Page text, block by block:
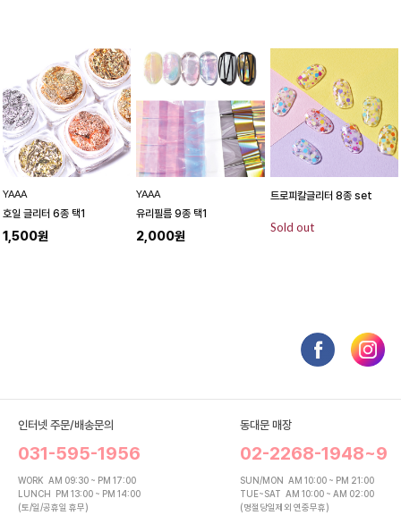
YAAA
호일 글리터 6종 택1
1,500원
YAAA
유리필름 9종 택1
2,000원
트로피칼글리터 8종 set
Sold out
인터넷 주문/배송문의
031-595-1956
WORK AM 09:30 ~ PM 17:00
LUNCH PM 13:00 ~ PM 14:00
(토/일/공휴일 휴무)
동대문 매장
02-2268-1948~9
SUN/MON AM 10:00 ~ PM 21:00
TUE~SAT AM 10:00 ~ AM 02:00
(명절당일제외 연중무휴)